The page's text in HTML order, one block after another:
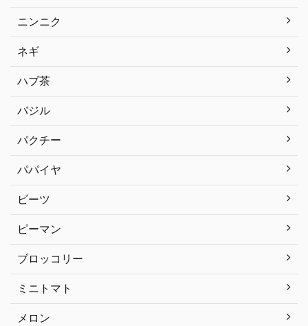
ニンニク
ネギ
ハブ茶
バジル
パクチー
パパイヤ
ビーツ
ピーマン
ブロッコリー
ミニトマト
メロン